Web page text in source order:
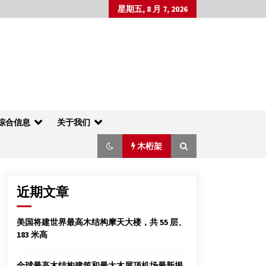
星期五, 8 月 7, 2026
合信息 关于我们
木桁架
2015年1月11日
近期文章
美国将建世界最高木结构摩天大楼，共 55 层、
183 米高